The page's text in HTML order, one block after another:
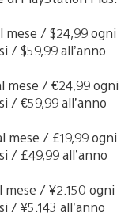
mese / $24,99 ogni
/ $59,99 all’anno
mese / €24,99 ogni
/ €59,99 all’anno
mese / £19,99 ogni
/ £49,99 all’anno
mese / ¥2.150 ogni
/ ¥5.143 all’anno